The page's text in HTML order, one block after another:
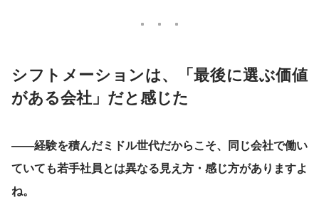
シフトメーションは、「最後に選ぶ価値
がある会社」だと感じた
――経験を積んだミドル世代だからこそ、同じ会社で働い
ていても若手社員とは異なる見え方・感じ方がありますよ
ね。